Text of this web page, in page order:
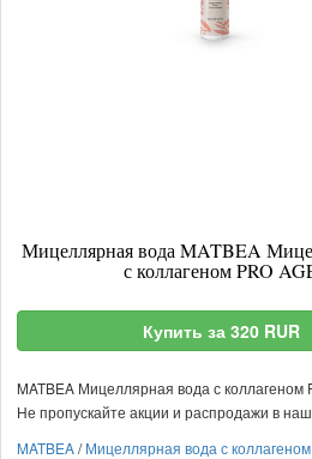
Мицеллярная вода MATBEA
с коллагеном PRO
Купить за 320 RUR
MATBEA Мицеллярная вода с коллагеном
Не пропускайте акции и распродажи в
MATBEA/Мицеллярная вода с